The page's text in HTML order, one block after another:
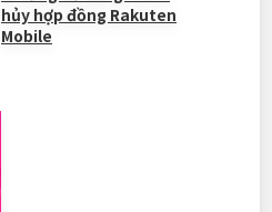
hủy hợp đồng Rakuten
Mobile